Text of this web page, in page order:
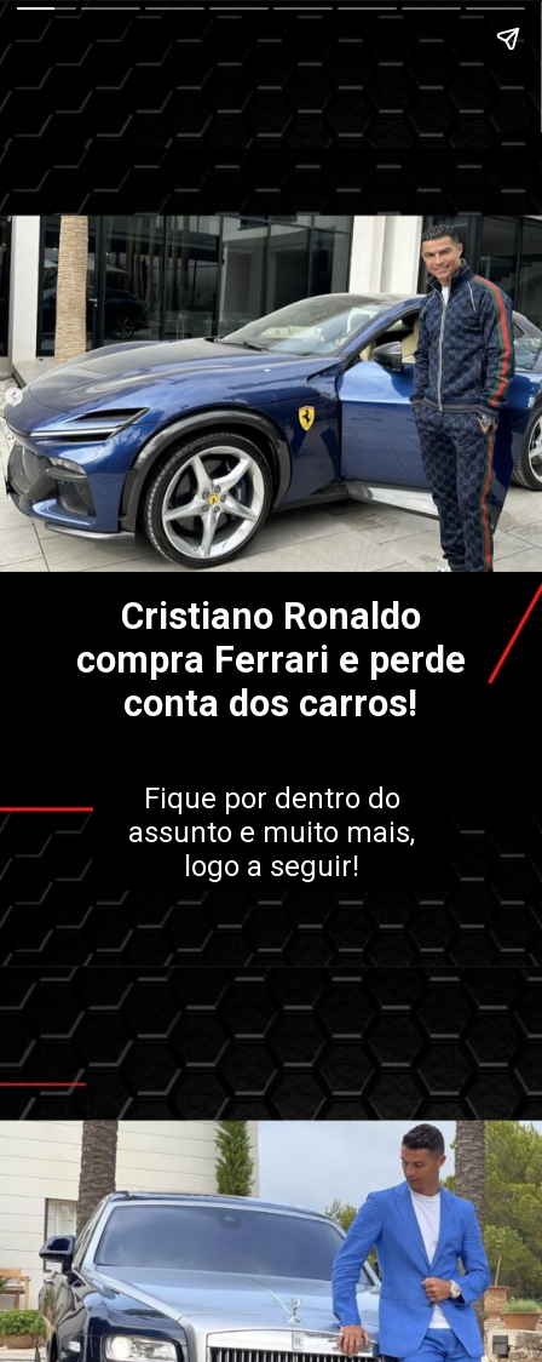
Cristiano Ronaldo
compra Ferrari e perde
conta dos carros!
Fique por dentro do
assunto e muito mais,
logo a seguir!